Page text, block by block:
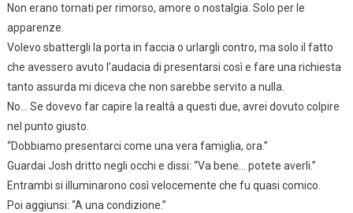
Non erano tornati per rimorso, amore o nostalgia. Solo per le
apparenze.
Volevo sbattergli la porta in faccia o urlargli contro, ma solo il fatto
che avessero avuto l’audacia di presentarsi così e fare una richiesta
tanto assurda mi diceva che non sarebbe servito a nulla.
No… Se dovevo far capire la realtà a questi due, avrei dovuto colpire
nel punto giusto.
“Dobbiamo presentarci come una vera famiglia, ora.”
Guardai Josh dritto negli occhi e dissi: “Va bene… potete averli.”
Entrambi si illuminarono così velocemente che fu quasi comico.
Poi aggiunsi: “A una condizione.”